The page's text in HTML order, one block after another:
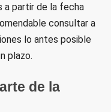
a partir de la fecha
consultar a
lo antes posible
plazo.
de la